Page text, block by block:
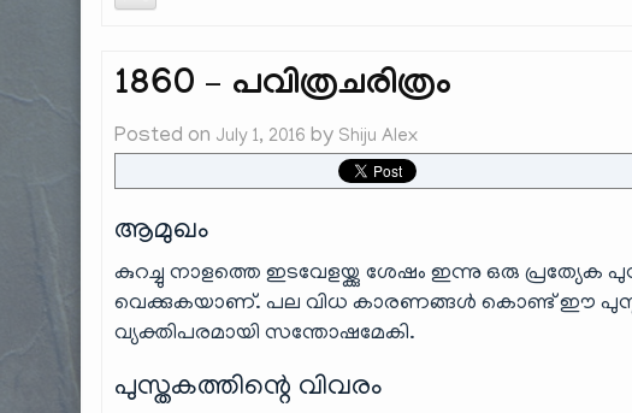
1860 – പവിത്രചരിത്രം
Posted on July 1, 2016 by Shiju Alex
ആമുഖം
കുറച്ചു നാളത്തെ ഇടവേളയ്ക്കു ശേഷം ഇന്നു ഒരു പ്രത്യേക
വെക്കുകയാണ്. പല വിധ കാരണങ്ങൾ കൊണ്ട് ഈ
വ്യക്തിപരമായി സന്തോഷമേകി.
പുസ്തകത്തിന്റെ വിവരം